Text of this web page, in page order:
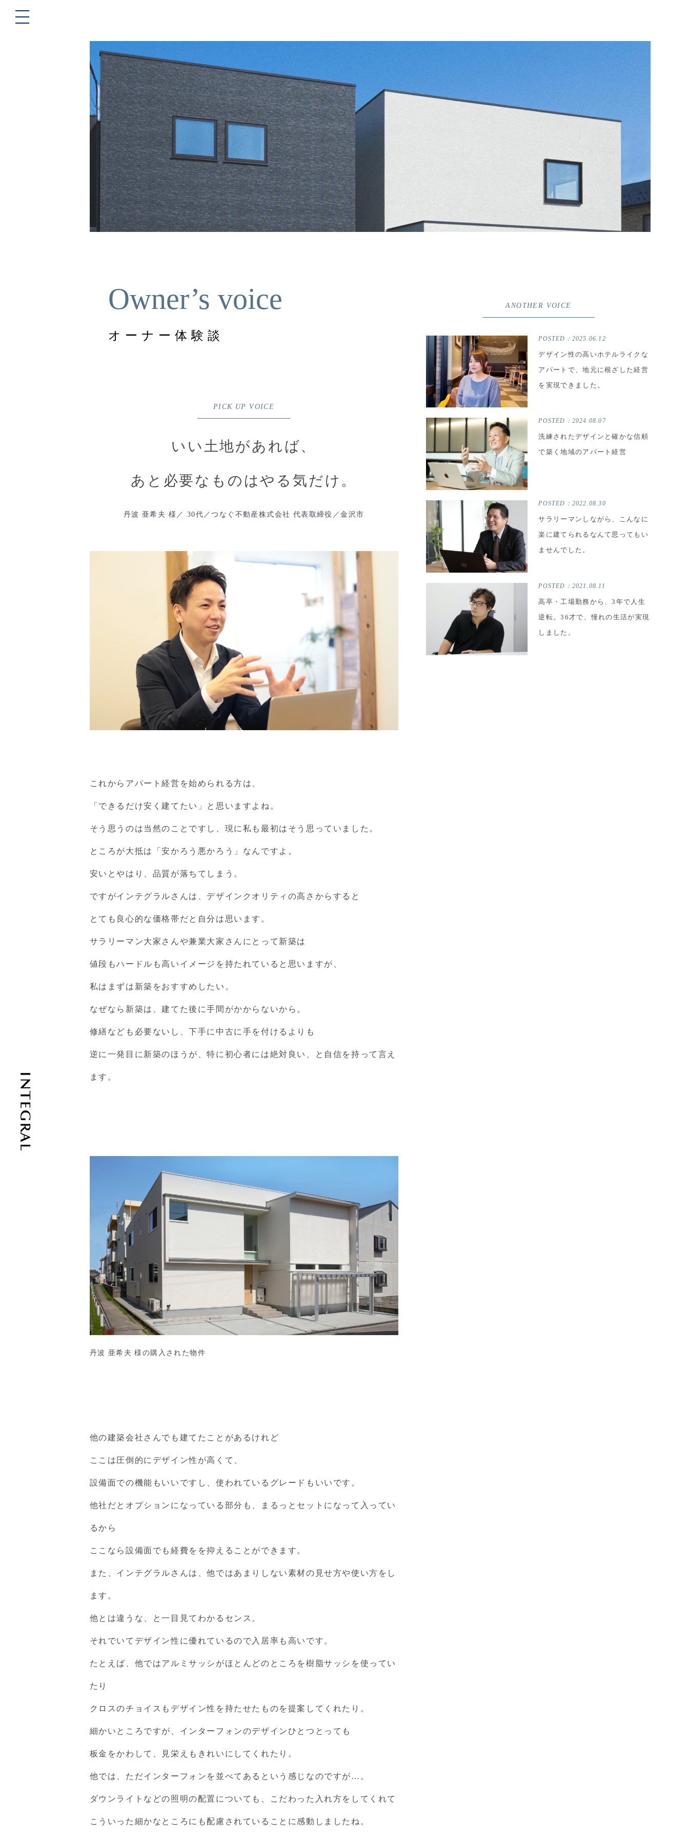
Owner’s voice
オーナー体験談
PICK UP VOICE
いい土地があれば、
あと必要なものはやる気だけ。
丹波 亜希夫 様／ 30代／つなぐ不動産株式会社 代表取締役／金沢市
これからアパート経営を始められる方は、
「できるだけ安く建てたい」と思いますよね。
そう思うのは当然のことですし、現に私も最初はそう思っていました。
ところが大抵は「安かろう悪かろう」なんですよ。
安いとやはり、品質が落ちてしまう。
ですがインテグラルさんは、デザインクオリティの高さからすると
とても良心的な価格帯だと自分は思います。
サラリーマン大家さんや兼業大家さんにとって新築は
値段もハードルも高いイメージを持たれていると思いますが、
私はまずは新築をおすすめしたい。
なぜなら新築は、建てた後に手間がかからないから。
修繕なども必要ないし、下手に中古に手を付けるよりも
逆に一発目に新築のほうが、特に初心者には絶対良い、と自信を持って言え
ます。
丹波 亜希夫 様の購入された物件
他の建築会社さんでも建てたことがあるけれど
ここは圧倒的にデザイン性が高くて、
設備面での機能もいいですし、使われているグレードもいいです。
他社だとオプションになっている部分も、まるっとセットになって入ってい
るから
ここなら設備面でも経費をを抑えることができます。
また、インテグラルさんは、他ではあまりしない素材の見せ方や使い方をし
ます。
他とは違うな、と一目見てわかるセンス。
それでいてデザイン性に優れているので入居率も高いです。
たとえば、他ではアルミサッシがほとんどのところを樹脂サッシを使ってい
たり
クロスのチョイスもデザイン性を持たせたものを提案してくれたり。
細かいところですが、インターフォンのデザインひとつとっても
板金をかわして、見栄えもきれいにしてくれたり。
他では、ただインターフォンを並べてあるという感じなのですが…。
ダウンライトなどの照明の配置についても、こだわった入れ方をしてくれて
こういった細かなところにも配慮されていることに感動しましたね。
ANOTHER VOICE
POSTED： 2025.06.12
デザイン性の高いホテルライクな
アパートで、地元に根ざした経営
を実現できました。
POSTED： 2024.08.07
洗練されたデザインと確かな信頼
で築く地域のアパート経営
POSTED： 2022.08.30
サラリーマンしながら、こんなに
楽に建てられるなんて思ってもい
ませんでした。
POSTED： 2021.08.11
高卒・工場勤務から、3年で人生
逆転。36才で、憧れの生活が実現
しました。